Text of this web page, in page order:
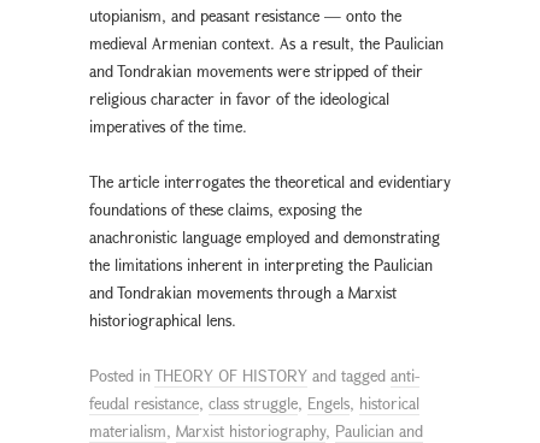
utopianism, and peasant resistance — onto the
medieval Armenian context. As a result, the Paulician
and Tondrakian movements were stripped of their
religious character in favor of the ideological
imperatives of the time.
The article interrogates the theoretical and evidentiary
foundations of these claims, exposing the
anachronistic language employed and demonstrating
the limitations inherent in interpreting the Paulician
and Tondrakian movements through a Marxist
historiographical lens.
Posted inTHEORY OF HISTORY and tagged anti-
feudal resistance, class struggle, Engels, historical
materialism, Marxist historiography, Paulician and